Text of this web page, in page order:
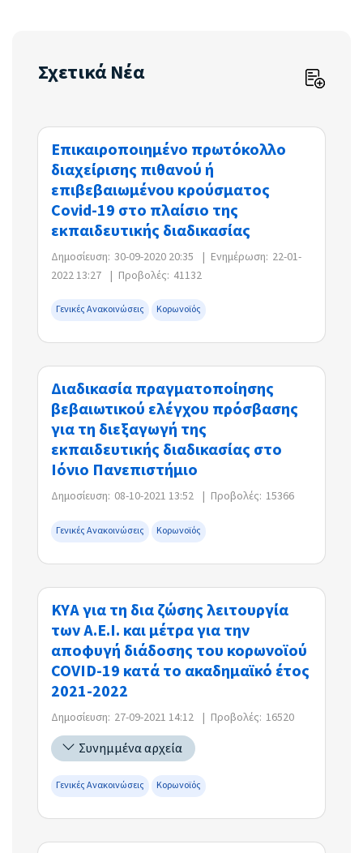
Σχετικά Νέα
Επικαιροποιημένο πρωτόκολλο
διαχείρισης πιθανού ή
επιβεβαιωμένου κρούσματος
Covid-19 στο πλαίσιο της
εκπαιδευτικής διαδικασίας
Δημοσίευση: 30-09-2020 20:35 | Ενημέρωση: 22-01-
2022 13:27 | Προβολές: 41132
Γενικές Ανακοινώσεις Κορωνοϊός
Διαδικασία πραγματοποίησης
βεβαιωτικού ελέγχου πρόσβασης
για τη διεξαγωγή της
εκπαιδευτικής διαδικασίας στο
Ιόνιο Πανεπιστήμιο
Δημοσίευση: 08-10-2021 13:52 | Προβολές: 15366
Γενικές Ανακοινώσεις Κορωνοϊός
ΚΥΑ για τη δια ζώσης λειτουργία
των Α.Ε.Ι. και μέτρα για την
αποφυγή διάδοσης του κορωνοϊού
COVID-19 κατά το ακαδημαϊκό έτος
2021-2022
Δημοσίευση: 27-09-2021 14:12 | Προβολές: 16520
Συνημμένα αρχεία
Γενικές Ανακοινώσεις Κορωνοϊός